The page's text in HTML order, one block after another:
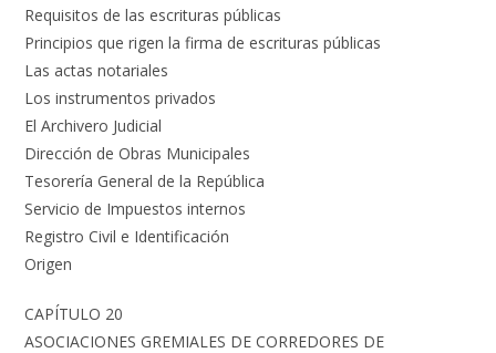
Requisitos de las escrituras públicas
Principios que rigen la firma de escrituras públicas
Las actas notariales
Los instrumentos privados
El Archivero Judicial
Dirección de Obras Municipales
Tesorería General de la República
Servicio de Impuestos internos
Registro Civil e Identificación
Origen
CAPÍTULO 20
ASOCIACIONES GREMIALES DE CORREDORES DE